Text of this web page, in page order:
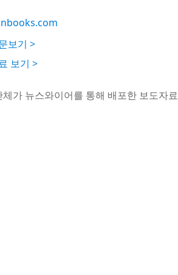
보기 >
보기 >
체가 뉴스와이어를 통해 배포한 보도자